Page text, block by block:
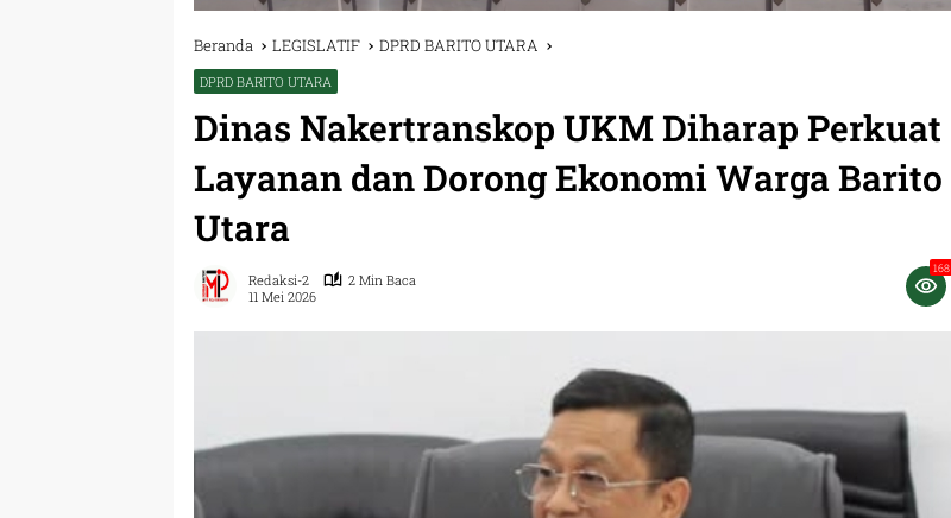
Beranda LEGISLATIF DPRD BARITO UTARA
DPRD BARITO UTARA
Dinas Nakertranskop UKM Diharap Perkuat
Layanan dan Dorong Ekonomi Warga Barito
Utara
Redaksi-2
2 Min Baca
11 Mei 2026
168